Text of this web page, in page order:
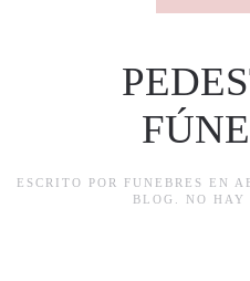
ESCRITO POR FUNEBRES EN
BLOG
NO HAY